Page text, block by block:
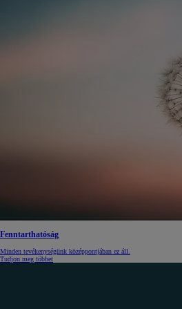
Fenntarthatóság
Minden tevékenységünk középpontjában ez áll.
Tudjon meg többet